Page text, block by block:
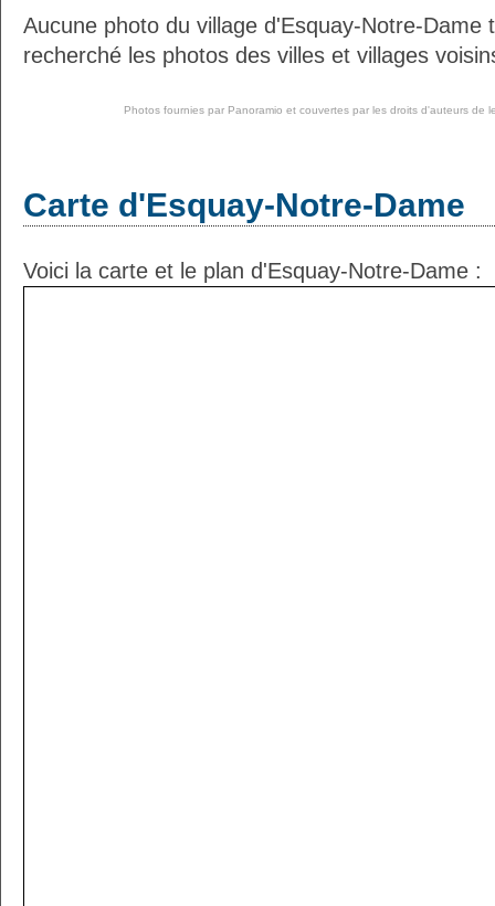
Aucune photo du village d'Esquay-Notre-Dame
recherché les photos des villes et villages
Photos fournies par Panoramio et couvertes par les droits d'auteurs de
Carte d'Esquay-Notre-Dame
Voici la carte et le plan d'Esquay-Notre-Dame :